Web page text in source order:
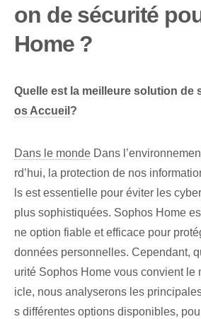
on de sécurité
Home ?
Quelle​ est la meilleure⁢ solution de
os Accueil ?
Dans le monde Dans
rd’hui, la protection de nos
ls est essentielle pour éviter les
plus sophistiquées. Sophos Home
ne option fiable et efficace pour
données personnelles. Cependant,
urité Sophos Home vous convient le
icle, nous analyserons les
s différentes options disponibles,